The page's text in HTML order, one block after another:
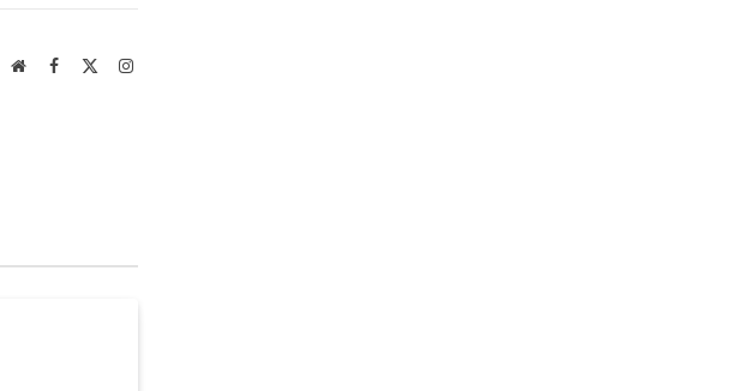
WebsiteFacebook Instagram